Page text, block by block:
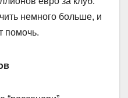
немного больше, и
помочь.